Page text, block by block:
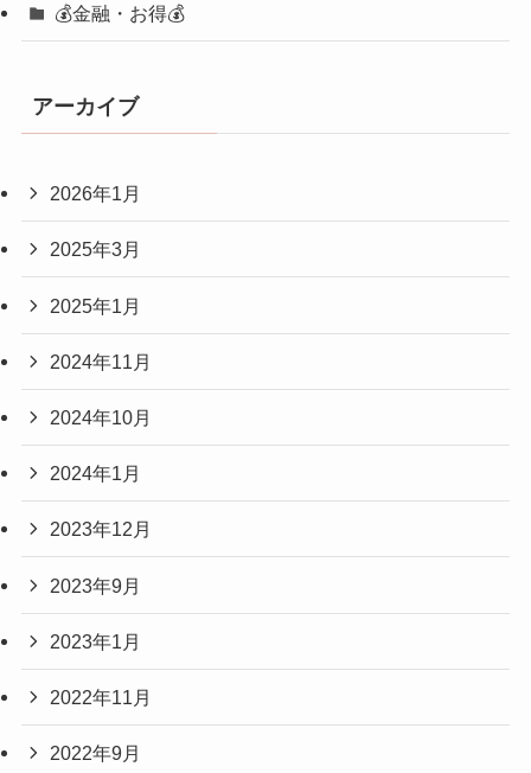
💰金融・お得💰
アーカイブ
2026年1月
2025年3月
2025年1月
2024年11月
2024年10月
2024年1月
2023年12月
2023年9月
2023年1月
2022年11月
2022年9月